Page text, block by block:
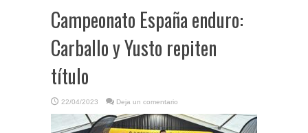
Campeonato España enduro:
Carballo y Yusto repiten
título
22/04/2023 Deja un comentario